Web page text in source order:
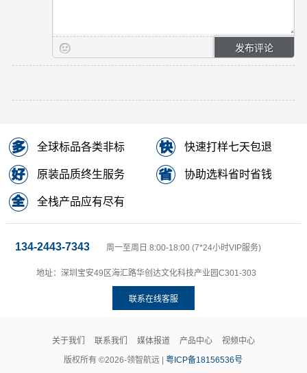
全球标品各类非标 快速打样七天包退
原装品质终生服务 协助选料省时省钱
全栈产品应有尽有
134-2443-7343 周一至周日 8:00-18:00 (7*24小时VIP服务)
地址：深圳宝安49区海汇路华创达文化科技产业园C301-303
联系在线客服
关于我们 联系我们 媒体报道 产品中心
视频中心
版权所有 ©2026-领智航远 |粤ICP备18156536号